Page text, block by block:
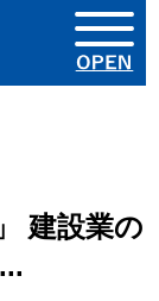
建設業の